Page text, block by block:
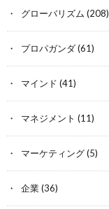
グローバリズム (208)
プロパガンダ(61)
マインド (41)
マネジメント (11)
マーケティング(5)
企業(36)